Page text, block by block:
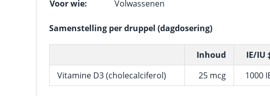
Voor wie:
Volwassenen
Samenstelling per druppel (dagdosering)
Inhoud IE/IU
Vitamine D3 (cholecalciferol)
25 mcg 1000